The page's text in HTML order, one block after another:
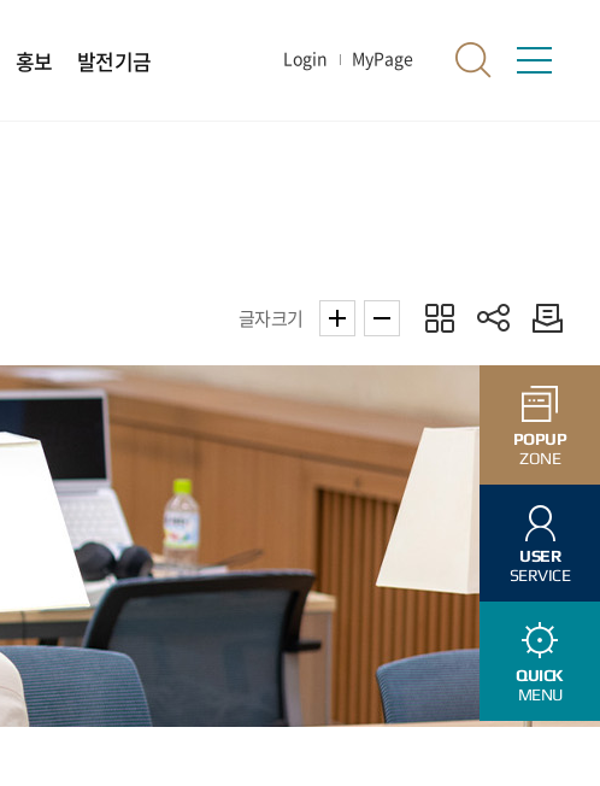
홍보 발전기금 Login MyPage
POPUP
ZONE
USER
SERVICE
QUICK
MENU
글자크기